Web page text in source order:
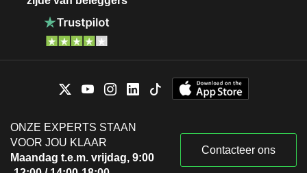
ONZE EXPERTS STAAN
VOOR JOU KLAAR
Maandag t.e.m. vrijdag, 9:00
Contacteer ons